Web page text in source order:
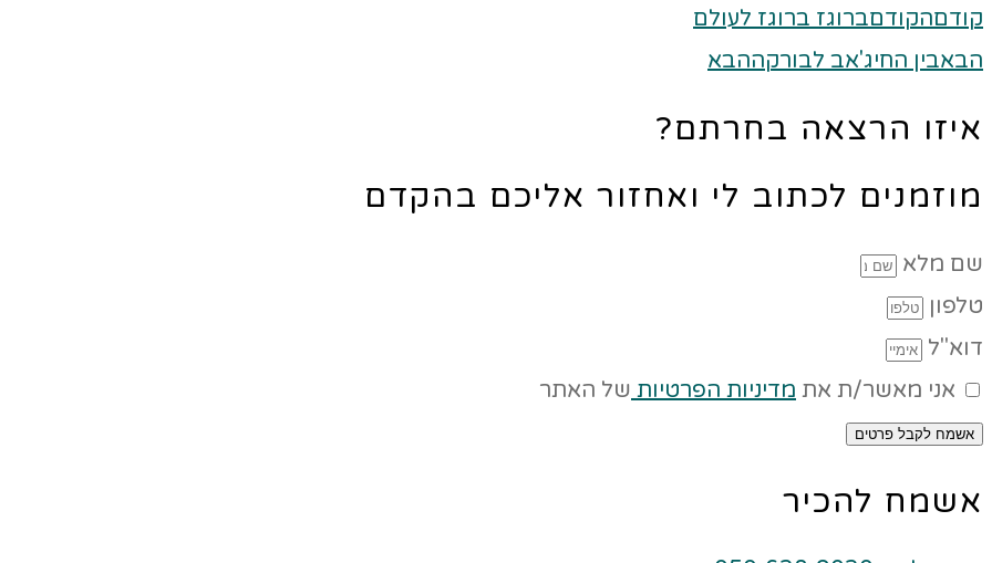
קודםהקודםברוגז ברוגז לעולם
הבאבין החיג'אב לבורקההבא
איזו הרצאה בחרתם?
מוזמנים לכתוב לי ואחזור אליכם בהקדם
שם מלא
טלפון
דוא"ל
אני מאשר/ת את מדיניות הפרטיות של האתר
אשמח לקבל פרטים
אשמח להכיר